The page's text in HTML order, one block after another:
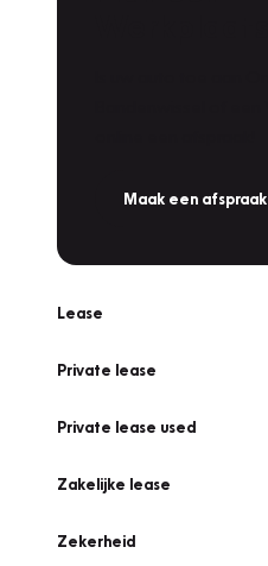
Maak een afspraak
Lease
Private lease
Private lease used
Zakelijke lease
Zekerheid